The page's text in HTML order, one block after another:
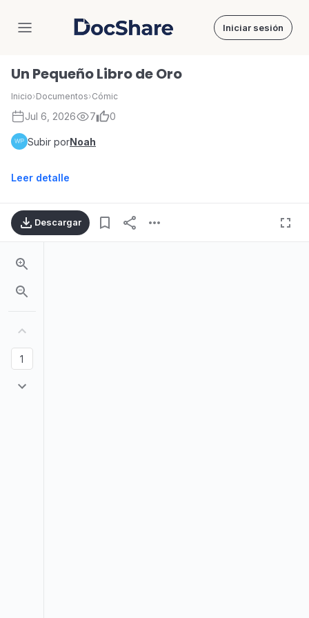
DocShare Iniciar sesión
Un Pequeño Libro de Oro
Inicio›Documentos›Cómic
Jul 6, 2026 7 0
Subir porNoah
Leer detalle
Descargar